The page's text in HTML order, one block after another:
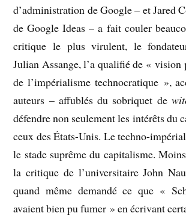
d’administration de Google – et Jared
de Google Ideas – a fait couler
critique le plus virulent, le
Julian Assange, l’a qualifié de « vision
de l’impérialisme technocratique »,
auteurs – affublés du sobriquet de
défendre non seulement les intérêts du
ceux des États-Unis. Le techno-
le stade suprême du capitalisme.
la critique de l’universitaire John
quand même demandé ce que «
avaient bien pu fumer » en écrivant